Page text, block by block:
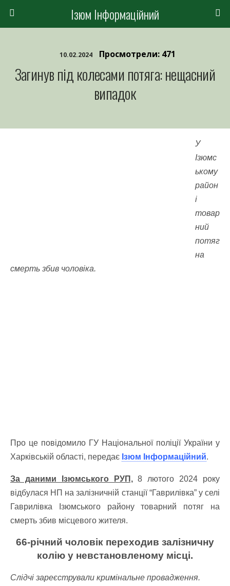
Ізюм Інформаційний
10.02.2024 Просмотрели: 471
Загинув під колесами потяга: нещасний
випадок
У
Ізюмс
ькому
район
і
товар
ний
потяг
на
смерть збив чоловіка.
Про це повідомило ГУ Національної поліції України у
Харківській області, передає Ізюм Інформаційний.
За даними Ізюмського РУП,8 лютого 2024 року
відбулася НП на залізничній станції “Гаврилівка” у селі
Гаврилівка Ізюмського району товарний потяг на
смерть збив місцевого жителя.
66-річний чоловік переходив залізничну
колію у невстановленому місці.
Слідчі зареєстрували кримінальне провадження.